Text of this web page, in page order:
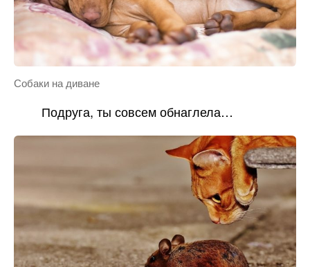
Собаки на диване
Подруга, ты совсем обнаглела…